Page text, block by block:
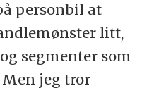
personbil at
litt,
segmenter som
jeg tror